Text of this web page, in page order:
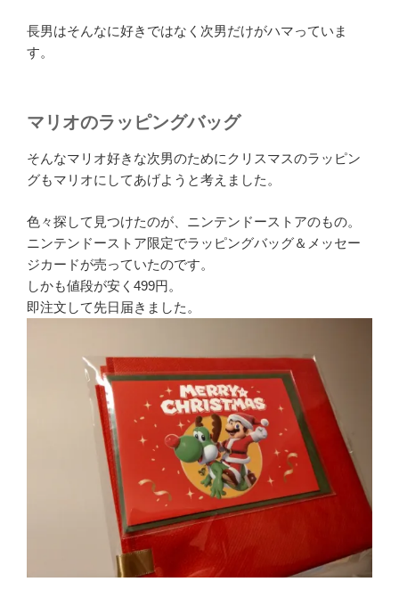
長男はそんなに好きではなく次男だけがハマっていま
す。
マリオのラッピングバッグ
そんなマリオ好きな次男のためにクリスマスのラッピン
グもマリオにしてあげようと考えました。
色々探して見つけたのが、ニンテンドーストアのもの。
ニンテンドーストア限定でラッピングバッグ＆メッセー
ジカードが売っていたのです。
しかも値段が安く499円。
即注文して先日届きました。